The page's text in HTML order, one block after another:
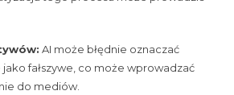
AI może błędnie oznaczać
fałszywe, co może wprowadzać
do mediów.